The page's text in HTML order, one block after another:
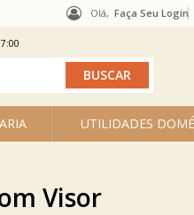
Olá, Faça Seu Login
UTILIDADES
Visor